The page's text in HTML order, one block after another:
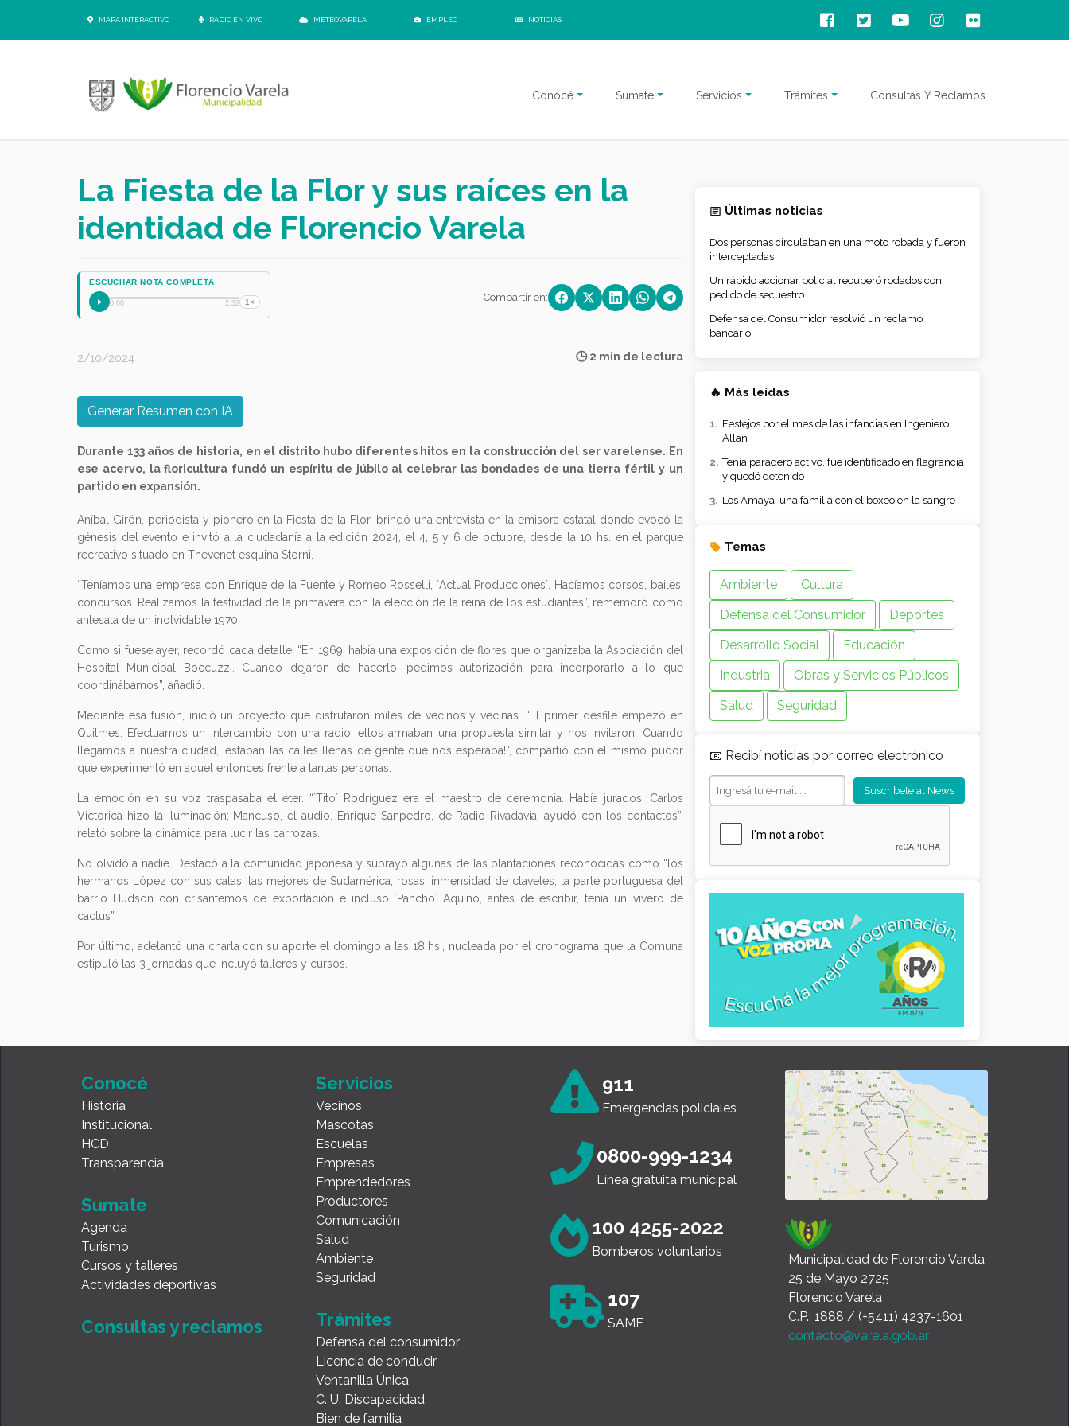
MAPA INTERACTIVO RADIO EN VIVO METEOVARELA EMPLEO NOTICIAS
Conocé Sumate Servicios Trámites Consultas Y Reclamos
La Fiesta de la Flor y sus raíces en la
identidad de Florencio Varela
ESCUCHAR NOTA COMPLETA
0:00 2:32 1× Compartir en:
2/10/2024 🕒 2 min de lectura
Generar Resumen con IA
Durante 133 años de historia, en el distrito hubo diferentes hitos en la construcción del ser varelense. En
ese acervo, la floricultura fundó un espíritu de júbilo al celebrar las bondades de una tierra fértil y un
partido en expansión.
Aníbal Girón, periodista y pionero en la Fiesta de la Flor, brindó una entrevista en la emisora estatal donde evocó la
génesis del evento e invitó a la ciudadanía a la edición 2024, el 4, 5 y 6 de octubre, desde la 10 hs. en el parque
recreativo situado en Thevenet esquina Storni.
“Teníamos una empresa con Enrique de la Fuente y Romeo Rosselli, `Actual Producciones´. Hacíamos corsos, bailes,
concursos. Realizamos la festividad de la primavera con la elección de la reina de los estudiantes”, rememoró como
antesala de un inolvidable 1970.
Como si fuese ayer, recordó cada detalle. “En 1969, había una exposición de flores que organizaba la Asociación del
Hospital Municipal Boccuzzi. Cuando dejaron de hacerlo, pedimos autorización para incorporarlo a lo que
coordinábamos”, añadió.
Mediante esa fusión, inició un proyecto que disfrutaron miles de vecinos y vecinas. “El primer desfile empezó en
Quilmes. Efectuamos un intercambio con una radio, ellos armaban una propuesta similar y nos invitaron. Cuando
llegamos a nuestra ciudad, ¡estaban las calles llenas de gente que nos esperaba!”, compartió con el mismo pudor
que experimentó en aquel entonces frente a tantas personas.
La emoción en su voz traspasaba el éter. “`Tito´ Rodríguez era el maestro de ceremonia. Había jurados. Carlos
Victorica hizo la iluminación; Mancuso, el audio. Enrique Sanpedro, de Radio Rivadavia, ayudó con los contactos”,
relató sobre la dinámica para lucir las carrozas.
No olvidó a nadie. Destacó a la comunidad japonesa y subrayó algunas de las plantaciones reconocidas como “los
hermanos López con sus calas: las mejores de Sudamérica; rosas, inmensidad de claveles; la parte portuguesa del
barrio Hudson con crisantemos de exportación e incluso `Pancho´ Aquino, antes de escribir, tenía un vivero de
cactus”.
Por último, adelantó una charla con su aporte el domingo a las 18 hs., nucleada por el cronograma que la Comuna
estipuló las 3 jornadas que incluyó talleres y cursos.
Últimas noticias
Dos personas circulaban en una moto robada y fueron
interceptadas
Un rápido accionar policial recuperó rodados con
pedido de secuestro
Defensa del Consumidor resolvió un reclamo
bancario
🔥 Más leídas
Festejos por el mes de las infancias en Ingeniero
Allan
Tenía paradero activo, fue identificado en flagrancia
y quedó detenido
Los Amaya, una familia con el boxeo en la sangre
Temas
Ambiente
Cultura
Defensa del Consumidor
Deportes
Desarrollo Social
Educación
Industria
Obras y Servicios Públicos
Salud
Seguridad
📧 Recibí noticias por correo electrónico
Conocé
Historia
Institucional
HCD
Transparencia
Sumate
Agenda
Turismo
Cursos y talleres
Actividades deportivas
Consultas y reclamos
Servicios
Vecinos
Mascotas
Escuelas
Empresas
Emprendedores
Productores
Comunicación
Salud
Ambiente
Seguridad
Trámites
Defensa del consumidor
Licencia de conducir
Ventanilla Única
C. U. Discapacidad
Bien de familia
911
Emergencias policiales
0800-999-1234
Línea gratuita municipal
100 4255-2022
Bomberos voluntarios
107
SAME
Municipalidad de Florencio Varela
25 de Mayo 2725
Florencio Varela
C.P.: 1888 / (+5411) 4237-1601
contacto@varela.gob.ar